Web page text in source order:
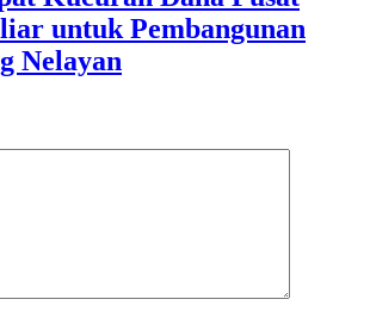
untuk Pembangunan
Nelayan